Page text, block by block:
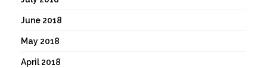
June 2018
May 2018
April 2018